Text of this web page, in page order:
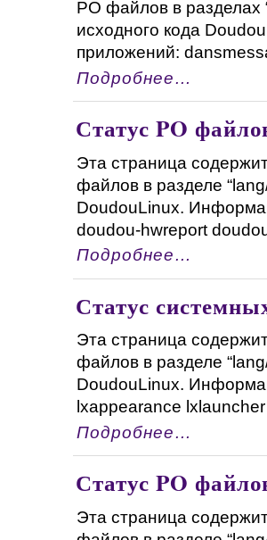
PO файлов в разделах
исходного кода
приложений:
Подробнее…
Статус PO
Эта страница
файлов в разделе
DoudouLinux.
doudou-hwreport
Подробнее…
Статус
Эта страница
файлов в разделе
DoudouLinux.
lxappearance
Подробнее…
Статус PO
Эта страница